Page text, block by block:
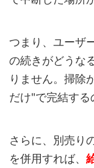
つまり、ユーザ
の続きがどうな
りません。掃除
だけ"で完結する
さらに、別売り
を併用すれば、